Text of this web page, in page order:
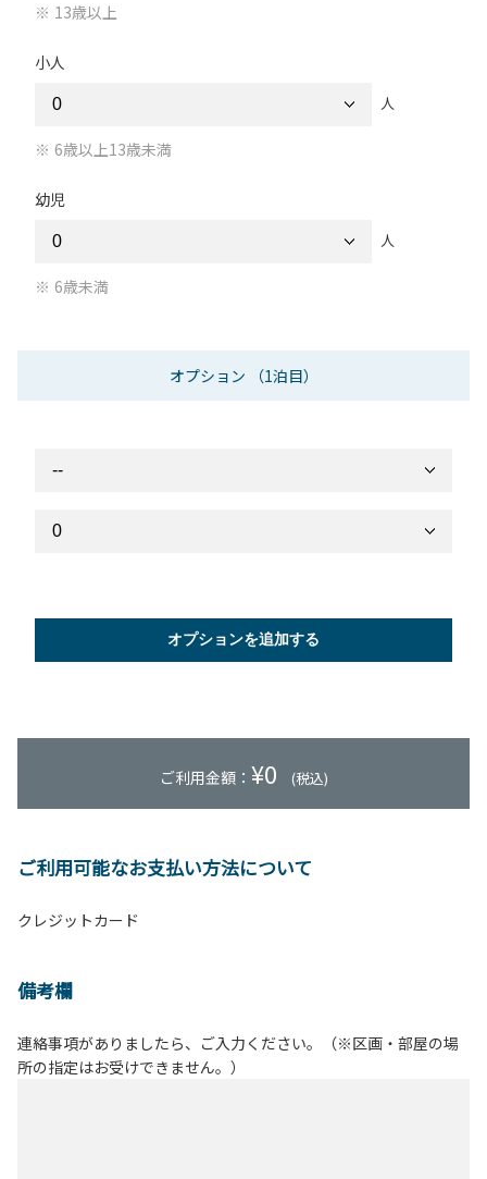
13歳以上
小人
人
6歳以上13歳未満
幼児
人
6歳未満
オプション （1泊目）
オプションを追加する
ご利用金額： ¥0 (税込)
ご利用可能なお支払い方法について
クレジットカード
備考欄
連絡事項がありましたら、ご入力ください。（※区画・部屋の場
所の指定はお受けできません。）